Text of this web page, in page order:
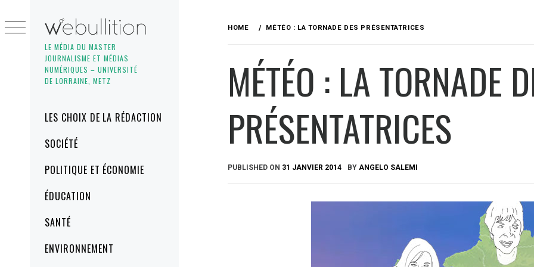
LE MÉDIA DU MASTER
JOURNALISME ET MÉDIAS
NUMÉRIQUES – UNIVERSITÉ
DE LORRAINE, METZ
MenuLES CHOIX DE LA RÉDACTION
SOCIÉTÉ
POLITIQUE ET ÉCONOMIE
ÉDUCATION
SANTÉ
ENVIRONNEMENT
to
content
HOME MÉTÉO : LA TORNADE DES PRÉSENTATRICES
MÉTÉO : LA TORNADE
PRÉSENTATRICES
PUBLISHED ON 31 JANVIER 2014 BY ANGELO SALEMI